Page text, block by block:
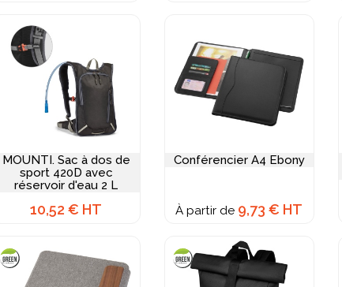
MOUNTI. Sac à dos de
sport 420D avec
réservoir d'eau 2 L
10,52 € HT
Conférencier A4 Ebony
À partir de 9,73 € HT